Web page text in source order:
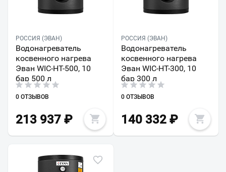
РОССИЯ (ЭВАН)
Водонагреватель
косвенного нагрева
Эван WIС-HT-500, 10
бар 500 л
0 ОТЗЫВОВ
213 937 ₽
РОССИЯ (ЭВАН)
Водонагреватель
косвенного нагрева
Эван WIС-HT-300, 10
бар 300 л
0 ОТЗЫВОВ
140 332₽